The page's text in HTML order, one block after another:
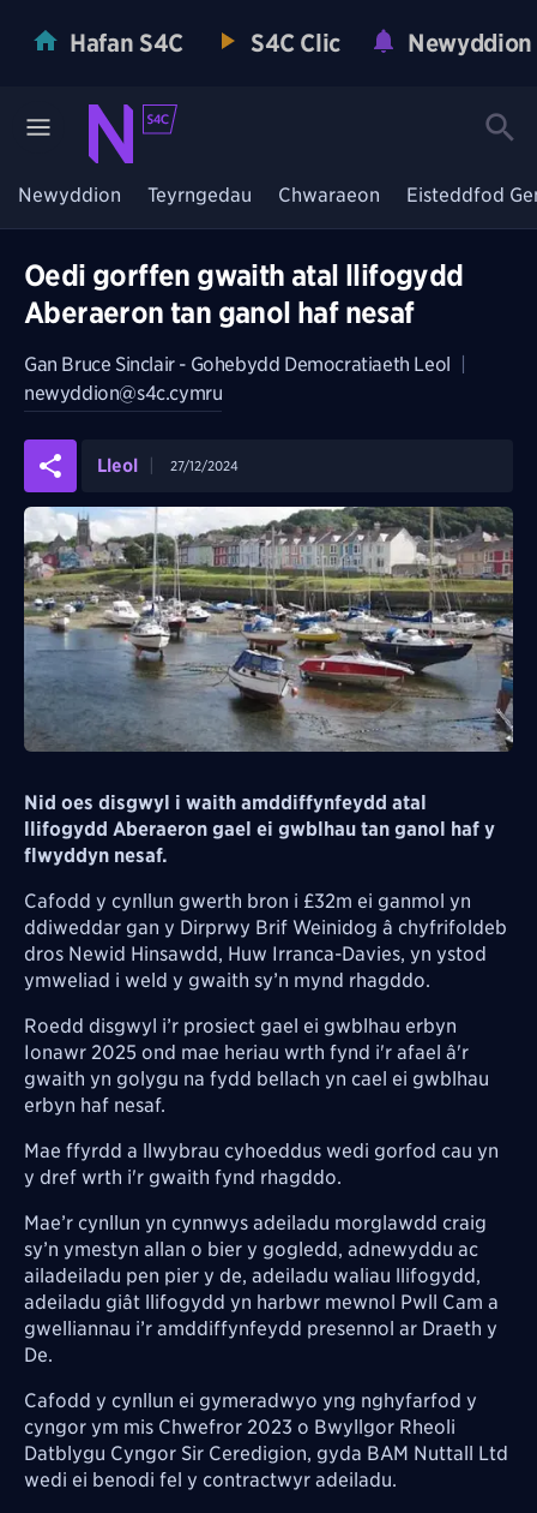
Hafan S4C S4C Clic Newyddion
Newyddion Teyrngedau Chwaraeon Eisteddfod
Oedi gorffen gwaith atal llifogydd
Aberaeron tan ganol haf nesaf
Gan Bruce Sinclair - Gohebydd Democratiaeth Leol
newyddion@s4c.cymru
Lleol 27/12/2024
Nid oes disgwyl i waith amddiffynfeydd atal
llifogydd Aberaeron gael ei gwblhau tan ganol haf y
flwyddyn nesaf.
Cafodd y cynllun gwerth bron i £32m ei ganmol yn
ddiweddar gan y Dirprwy Brif Weinidog â chyfrifoldeb
dros Newid Hinsawdd, Huw Irranca-Davies, yn ystod
ymweliad i weld y gwaith sy’n mynd rhagddo.
Roedd disgwyl i’r prosiect gael ei gwblhau erbyn
Ionawr 2025 ond mae heriau wrth fynd i'r afael â'r
gwaith yn golygu na fydd bellach yn cael ei gwblhau
erbyn haf nesaf.
Mae ffyrdd a llwybrau cyhoeddus wedi gorfod cau yn
y dref wrth i'r gwaith fynd rhagddo.
Mae’r cynllun yn cynnwys adeiladu morglawdd craig
sy’n ymestyn allan o bier y gogledd, adnewyddu ac
ailadeiladu pen pier y de, adeiladu waliau llifogydd,
adeiladu giât llifogydd yn harbwr mewnol Pwll Cam a
gwelliannau i’r amddiffynfeydd presennol ar Draeth y
De.
Cafodd y cynllun ei gymeradwyo yng nghyfarfod y
cyngor ym mis Chwefror 2023 o Bwyllgor Rheoli
Datblygu Cyngor Sir Ceredigion, gyda BAM Nuttall Ltd
wedi ei benodi fel y contractwyr adeiladu.